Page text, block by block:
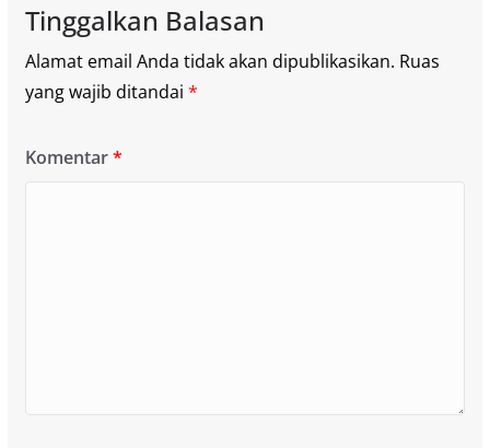
Tinggalkan Balasan
Alamat email Anda tidak akan dipublikasikan. Ruas
yang wajib ditandai *
Komentar*